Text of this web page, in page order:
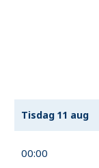
Tisdag 11 aug
00:00